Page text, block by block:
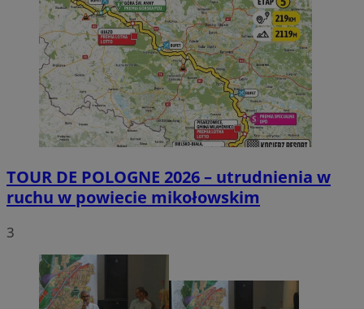
TOUR DE POLOGNE 2026 – utrudnienia w
ruchu w powiecie mikołowskim
3